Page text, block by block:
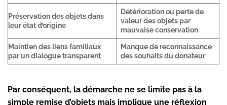
Préservation des objets dans
leur état d’origine
Détérioration ou perte de
valeur des objets par
mauvaise conservation
Maintien des liens familiaux
par un dialogue transparent
Manque de reconnaissance
des souhaits du donateur
Par conséquent, la démarche ne se limite pas à la
simple remise d’objets mais implique une réflexion